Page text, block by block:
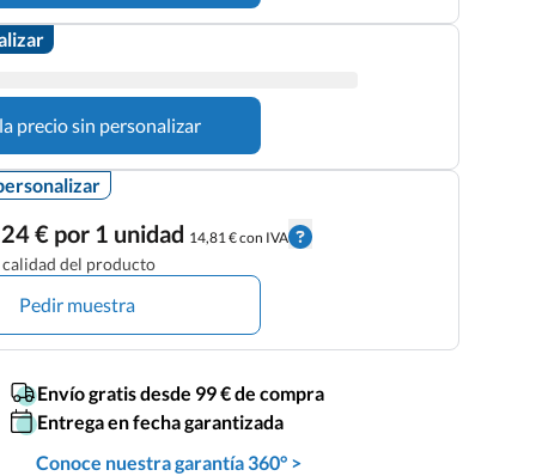
precio sin personalizar
€ por 1 unidad 14,81 € con IVA
del producto
Pedir muestra
Envío gratis desde 99 € de compra
Entrega en fecha garantizada
Conoce nuestra garantía 360° >